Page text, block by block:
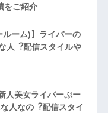
をご紹介
ルーム)】ライバーの
人︖配信スタイルや
人美女ライバーぷー
人なの︖配信スタイ